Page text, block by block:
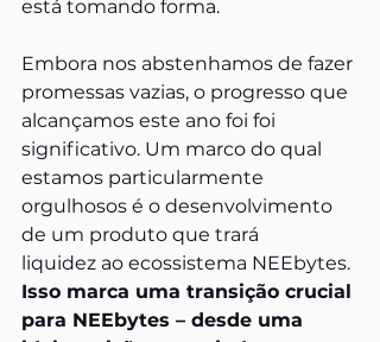
está tomando forma.
Embora nos abstenhamos de fazer
promessas vazias, o progresso que
alcançamos este ano foi foi
significativo. Um marco do qual
estamos particularmente
orgulhosos é o desenvolvimento
de um produto que trará
liquidez ao ecossistema NEEbytes.
Isso marca uma transição crucial
para NEEbytes – desde uma